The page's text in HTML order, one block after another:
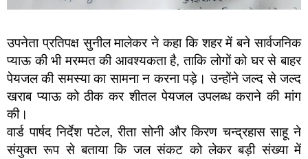
उपनेता प्रतिपक्ष सुनील मालेकर ने कहा कि शहर में बने सार्वजनिक
प्याऊ की भी मरम्मत की आवश्यकता है, ताकि लोगों को घर से बाहर
पेयजल की समस्या का सामना न करना पड़े। उन्होंने जल्द से जल्द
खराब प्याऊ को ठीक कर शीतल पेयजल उपलब्ध कराने की मांग
की।
वार्ड पार्षद निर्देश पटेल, रीता सोनी और किरण चन्द्रहास साहू ने
संयुक्त रूप से बताया कि जल संकट को लेकर बड़ी संख्या में